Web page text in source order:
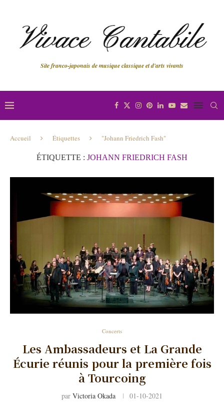
Site franco-japonais de musique classique et d'arts vivants
Accueil Étiquettes "Johann Friedrich Fash"
ÉTIQUETTE : JOHANN FRIEDRICH FASH
Concerts
Les Ambassadeurs et La Grande
Écurie réunis pour la première fois
à Tourcoing
par Victoria Okada 01-10-2021